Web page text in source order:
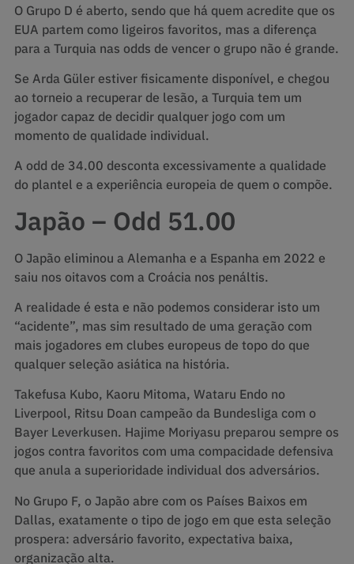
O Grupo D é aberto, sendo que há quem acredite que os
EUA partem como ligeiros favoritos, mas a diferença
para a Turquia nas odds de vencer o grupo não é grande.
Se Arda Güler estiver fisicamente disponível, e chegou
ao torneio a recuperar de lesão, a Turquia tem um
jogador capaz de decidir qualquer jogo com um
momento de qualidade individual.
A odd de 34.00 desconta excessivamente a qualidade
do plantel e a experiência europeia de quem o compõe.
Japão – Odd 51.00
O Japão eliminou a Alemanha e a Espanha em 2022 e
saiu nos oitavos com a Croácia nos penáltis.
A realidade é esta e não podemos considerar isto um
“acidente”, mas sim resultado de uma geração com
mais jogadores em clubes europeus de topo do que
qualquer seleção asiática na história.
Takefusa Kubo, Kaoru Mitoma, Wataru Endo no
Liverpool, Ritsu Doan campeão da Bundesliga com o
Bayer Leverkusen. Hajime Moriyasu preparou sempre os
jogos contra favoritos com uma compacidade defensiva
que anula a superioridade individual dos adversários.
No Grupo F, o Japão abre com os Países Baixos em
Dallas, exatamente o tipo de jogo em que esta seleção
prospera: adversário favorito, expectativa baixa,
organização alta.